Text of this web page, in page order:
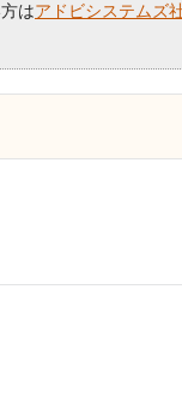
はアドビシステムズ